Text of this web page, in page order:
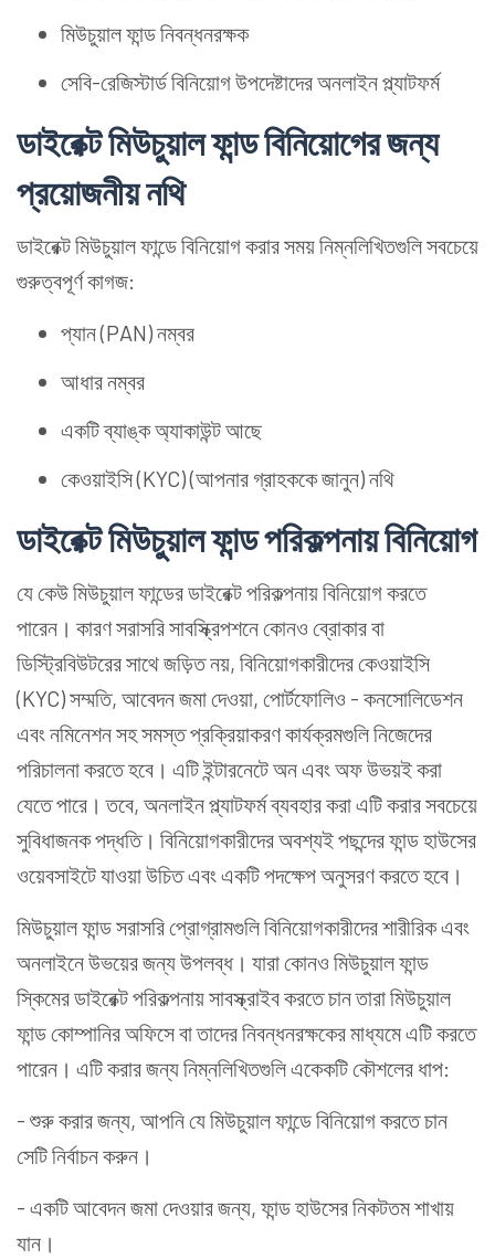
মিউচুয়াল ফান্ড নিবন্ধনরক্ষক
সেবি-রেজিস্টার্ড বিনিয়োগ উপদেষ্টাদের অনলাইন প্ল্যাটফর্ম
ডাইরেক্ট মিউচুয়াল ফান্ড বিনিয়োগের জন্য
প্রয়োজনীয় নথি
ডাইরেক্ট মিউচুয়াল ফান্ডে বিনিয়োগ করার সময় নিম্নলিখিতগুলি সবচেয়ে
গুরুত্বপূর্ণ কাগজ:
প্যান (PAN) নম্বর
আধার নম্বর
একটি ব্যাঙ্ক অ্যাকাউন্ট আছে
কেওয়াইসি (KYC) (আপনার গ্রাহককে জানুন) নথি
ডাইরেক্ট মিউচুয়াল ফান্ড পরিকল্পনায় বিনিয়োগ
যে কেউ মিউচুয়াল ফান্ডের ডাইরেক্ট পরিকল্পনায় বিনিয়োগ করতে
পারেন। কারণ সরাসরি সাবস্ক্রিপশনে কোনও ব্রোকার বা
ডিস্ট্রিবিউটরের সাথে জড়িত নয়, বিনিয়োগকারীদের কেওয়াইসি
(KYC) সম্মতি, আবেদন জমা দেওয়া, পোর্টফোলিও - কনসোলিডেশন
এবং নমিনেশন সহ সমস্ত প্রক্রিয়াকরণ কার্যক্রমগুলি নিজেদের
পরিচালনা করতে হবে। এটি ইন্টারনেটে অন এবং অফ উভয়ই করা
যেতে পারে। তবে, অনলাইন প্ল্যাটফর্ম ব্যবহার করা এটি করার সবচেয়ে
সুবিধাজনক পদ্ধতি। বিনিয়োগকারীদের অবশ্যই পছন্দের ফান্ড হাউসের
ওয়েবসাইটে যাওয়া উচিত এবং একটি পদক্ষেপ অনুসরণ করতে হবে।
মিউচুয়াল ফান্ড সরাসরি প্রোগ্রামগুলি বিনিয়োগকারীদের শারীরিক এবং
অনলাইনে উভয়ের জন্য উপলব্ধ। যারা কোনও মিউচুয়াল ফান্ড
স্কিমের ডাইরেক্ট পরিকল্পনায় সাবস্ক্রাইব করতে চান তারা মিউচুয়াল
ফান্ড কোম্পানির অফিসে বা তাদের নিবন্ধনরক্ষকের মাধ্যমে এটি করতে
পারেন। এটি করার জন্য নিম্নলিখিতগুলি একেকটি কৌশলের ধাপ:
- শুরু করার জন্য, আপনি যে মিউচুয়াল ফান্ডে বিনিয়োগ করতে চান
সেটি নির্বাচন করুন।
- একটি আবেদন জমা দেওয়ার জন্য, ফান্ড হাউসের নিকটতম শাখায়
যান।